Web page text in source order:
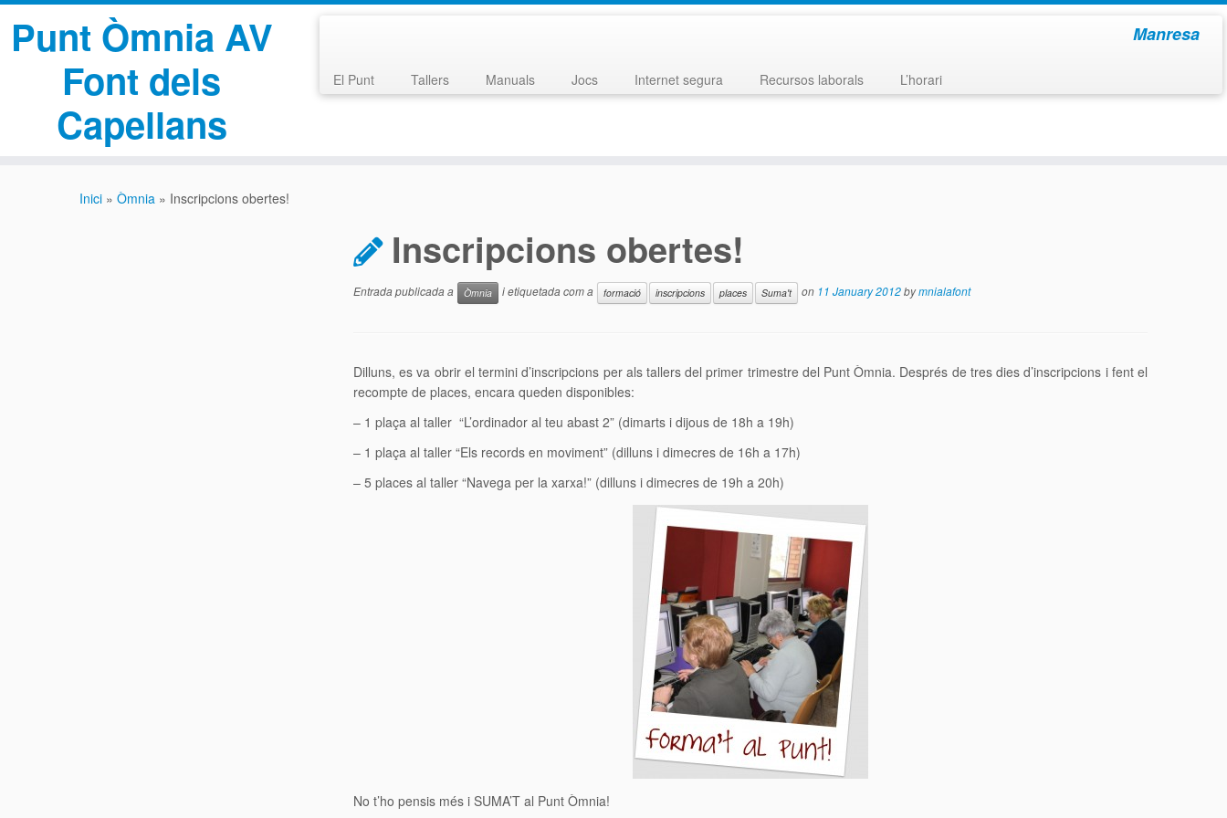
Punt Òmnia AV
Font dels
Capellans
Manresa
El Punt Tallers Manuals Jocs Internet segura Recursos laborals L’horari
Inici » Òmnia » Inscripcions obertes!
Inscripcions obertes!
Entrada publicada a Òmnia i etiquetada com a formació inscripcions places Suma't on 11 January 2012bymnialafont
Dilluns, es va obrir el termini d’inscripcions per als tallers del primer trimestre del Punt Òmnia. Després de tres dies d’inscripcions i fent el
recompte de places, encara queden disponibles:
– 1 plaça al taller “L’ordinador al teu abast 2” (dimarts i dijous de 18h a 19h)
– 1 plaça al taller “Els records en moviment” (dilluns i dimecres de 16h a 17h)
– 5 places al taller “Navega per la xarxa!” (dilluns i dimecres de 19h a 20h)
No t’ho pensis més i SUMA’T al Punt Òmnia!